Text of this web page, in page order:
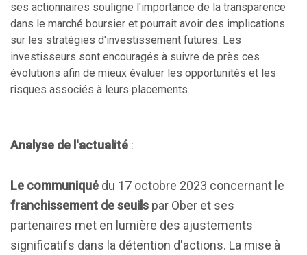
ses actionnaires souligne l'importance de la transparence
dans le marché boursier et pourrait avoir des implications
sur les stratégies d'investissement futures. Les
investisseurs sont encouragés à suivre de près ces
évolutions afin de mieux évaluer les opportunités et les
risques associés à leurs placements.
Analyse de l'actualité :
Le communiqué du 17 octobre 2023 concernant le
franchissement de seuils par Ober et ses
partenaires met en lumière des ajustements
significatifs dans la détention d'actions. La mise à